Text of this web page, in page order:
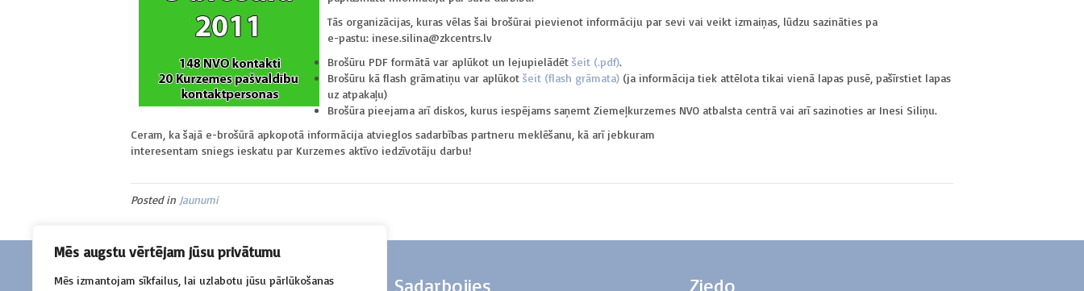
Mēs augstu vērtējam jūsu privātumu
Mēs izmantojam sīkfailus, lai uzlabotu jūsu pārlūkošanas
Tās organizācijas, kuras vēlas šai brošūrai pievienot informāciju par sevi vai veikt izmaiņas, lūdzu sazināties pa
e-pastu: inese.silina@zkcentrs.lv
Brošūru PDF formātā var aplūkot un lejupielādēt šeit (.pdf).
Brošūru kā flash grāmatiņu var aplūkot šeit (flash grāmata) (ja informācija tiek attēlota tikai vienā lapas pusē, pašīrstiet lapas
uz atpakaļu)
Brošūra pieejama arī diskos, kurus iespējams saņemt Ziemeļkurzemes NVO atbalsta centrā vai arī sazinoties ar Inesi Siliņu.
Ceram, ka šajā e-brošūrā apkopotā informācija atvieglos sadarbības partneru meklēšanu, kā arī jebkuram
interesentam sniegs ieskatu par Kurzemes aktīvo iedzīvotāju darbu!
Posted in Jaunumi
Sazinies Sadarbojies Ziedo